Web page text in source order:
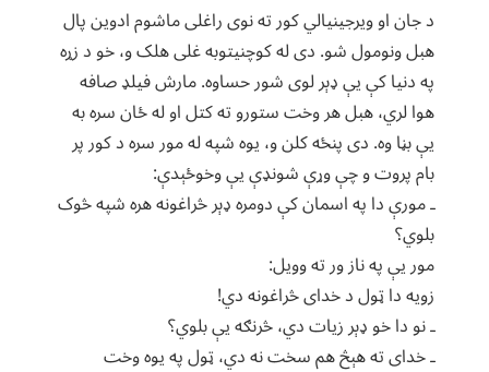
د جان او ویرجینیالي کور ته نوی راغلی ماشوم ادوین پال
هبل ونومول شو. دی له کوچنیتوبه غلی هلک و، خو د زړه
په دنیا کې یې ډېر لوی شور حساوه. مارش فیلډ صافه
هوا لري، هبل هر وخت ستورو ته کتل او له ځان سره به
یې بڼا وه. دی پنځه کلن و، یوه شپه له مور سره د کور پر
بام پروت و چې وړې شونډې یې وخوځېدې:
ـ مورې دا په اسمان کې دومره ډېر څراغونه هره شپه څوک
بلوي؟
مور یې په ناز ور ته وویل:
زویه دا ټول د خدای څراغونه دي!
ـ نو دا خو ډېر زیات دي، څرنګه یې بلوي؟
ـ خدای ته هېڅ هم سخت نه دي، ټول په یوه وخت